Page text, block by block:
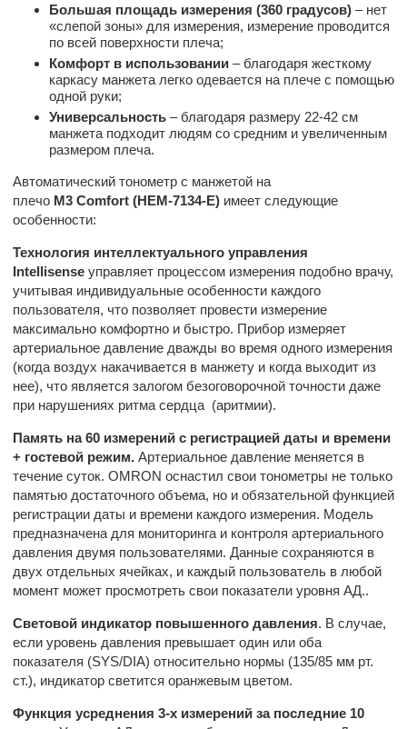
Большая площадь измерения (360 градусов) – нет
«слепой зоны» для измерения, измерение проводится
по всей поверхности плеча;
Комфорт в использовании – благодаря жесткому
каркасу манжета легко одевается на плече с помощью
одной руки;
Универсальность – благодаря размеру 22-42 см
манжета подходит людям со средним и увеличенным
размером плеча.
Автоматический тонометр с манжетой на
плечо M3 Comfort (HEM-7134-E) имеет следующие
особенности:
Технология интеллектуального управления
Intellisense управляет процессом измерения подобно врачу,
учитывая индивидуальные особенности каждого
пользователя, что позволяет провести измерение
максимально комфортно и быстро. Прибор измеряет
артериальное давление дважды во время одного измерения
(когда воздух накачивается в манжету и когда выходит из
нее), что является залогом безоговорочной точности даже
при нарушениях ритма сердца (аритмии).
Память на 60 измерений с регистрацией даты и времени
+ гостевой режим. Артериальное давление меняется в
течение суток. OMRON оснастил свои тонометры не только
памятью достаточного объема, но и обязательной функцией
регистрации даты и времени каждого измерения. Модель
предназначена для мониторинга и контроля артериального
давления двумя пользователями. Данные сохраняются в
двух отдельных ячейках, и каждый пользователь в любой
момент может просмотреть свои показатели уровня АД..
Световой индикатор повышенного давления. В случае,
если уровень давления превышает один или оба
показателя (SYS/DIA) относительно нормы (135/85 мм рт.
ст.), индикатор светится оранжевым цветом.
Функция усреднения 3-х измерений за последние 10